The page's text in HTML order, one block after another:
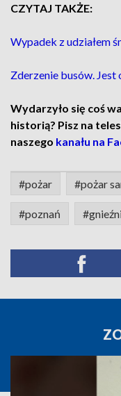
CZYTAJ TAKŻE:
Wypadek z udziałem
Zderzenie busów.
Wydarzyło się coś
historią? Pisz na
naszego kanału na
#pożar #pożar
#poznań